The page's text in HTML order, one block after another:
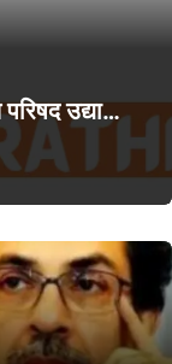
उद्या…